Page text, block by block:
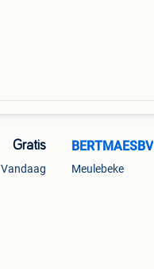
Gratis
Vandaag
BERTMAESBV
Meulebeke